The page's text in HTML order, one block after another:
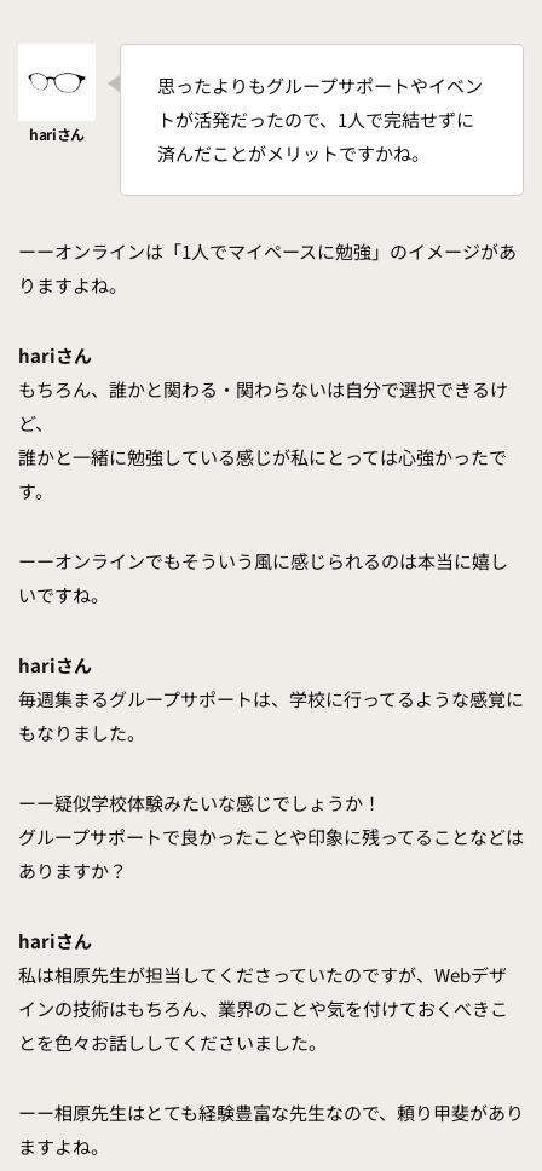
思ったよりもグループサポートやイベン
トが活発だったので、1人で完結せずに
済んだことがメリットですかね。
ーーオンラインは「1人でマイペースに勉強」のイメージがあ
りますよね。
hariさん
もちろん、誰かと関わる・関わらないは自分で選択できるけ
ど、
誰かと一緒に勉強している感じが私にとっては心強かったで
す。
ーーオンラインでもそういう風に感じられるのは本当に嬉し
いですね。
hariさん
毎週集まるグループサポートは、学校に行ってるような感覚に
もなりました。
ーー疑似学校体験みたいな感じでしょうか！
グループサポートで良かったことや印象に残ってることなどは
ありますか？
hariさん
私は相原先生が担当してくださっていたのですが、Webデザ
インの技術はもちろん、業界のことや気を付けておくべきこ
とを色々お話ししてくださいました。
ーー相原先生はとても経験豊富な先生なので、頼り甲斐があり
ますよね。